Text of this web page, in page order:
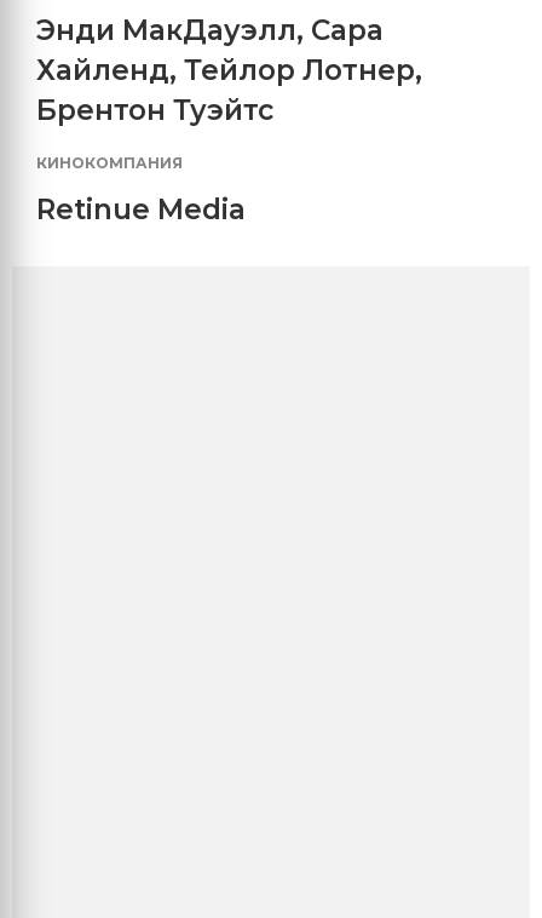
Энди МакДауэлл, Сара
Хайленд, Тейлор Лотнер,
Брентон Туэйтс
КИНОКОМПАНИЯ
Retinue Media